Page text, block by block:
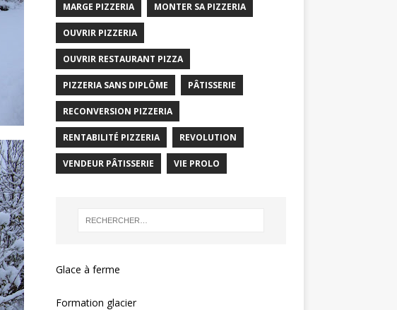
MARGE PIZZERIA MONTER SA PIZZERIA
OUVRIR PIZZERIA
OUVRIR RESTAURANT PIZZA
PIZZERIA SANS DIPLÔME PÂTISSERIE
RECONVERSION PIZZERIA
RENTABILITÉ PIZZERIA REVOLUTION
VENDEUR PÂTISSERIE VIE PROLO
Glace à ferme
Formation glacier